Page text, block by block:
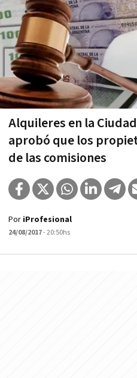
Alquileres en la
aprobó que los
de las comisiones
Por iProfesional
24/08/2017- 20:50hs